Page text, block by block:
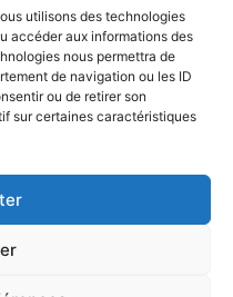
utilisons des technologies
accéder aux informations des
nous permettra de
de navigation ou les ID
ou de retirer son
sur certaines caractéristiques